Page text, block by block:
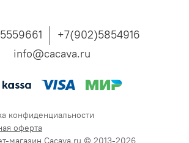
+7(902)5854916
info@cacava.ru
конфиденциальности
оферта
магазин Cacava.ru © 2013-2026